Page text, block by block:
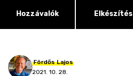
Hozzávalók Elkészítés
Fördős Lajos
2021. 10. 28.